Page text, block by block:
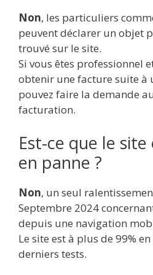
Non, les particuliers
peuvent déclarer un objet
trouvé sur le site.
Si vous êtes professionnel
obtenir une facture suite à
pouvez faire la demande
facturation.
Est-ce que le
en panne ?
Non, un seul
Septembre 2024
depuis une navigation
Le site est à plus de 99%
derniers tests.